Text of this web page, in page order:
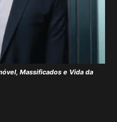
Massificados e Vida da